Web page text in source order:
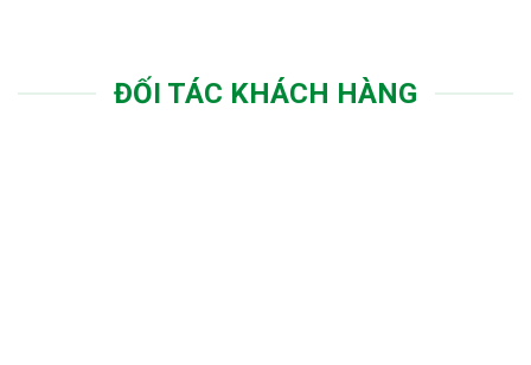
ĐỐI TÁC KHÁCH HÀNG